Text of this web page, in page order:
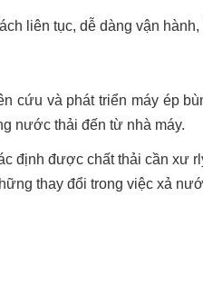
liên tục, dễ dàng vận
cứu và phát triển máy ép
nước thải đến từ nhà máy.
định được chất thải cần xư
thay đổi trong việc xả